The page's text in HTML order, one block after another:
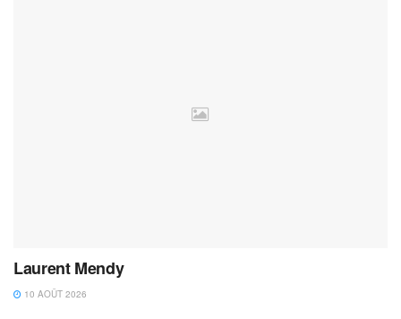
Laurent Mendy
10 AOÛT 2026